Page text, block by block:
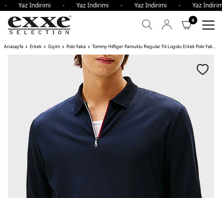
Yaz İndirimi - Yaz İndirimi - Yaz İndirimi - Yaz
0
Anasayfa Erkek Giyim Polo Yaka Tommy Hilfiger Pamuklu Regular Fit Logolu Erkek Polo Yaka Sweat